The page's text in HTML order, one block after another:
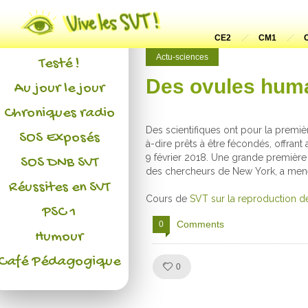
CE2 CM1
Actu-sciences
Des ovules
Des scientifiques ont pour la
à-dire prêts à être fécondés,
9 février 2018. Une grande
des chercheurs de New York, a
Cours deSVT sur la reproduction
0 Comments
0
Actualités
L'association
Testé !
Au jour le jour
Chroniques radio
SOS Exposés
SOS DNB SVT
Réussites en SVT
PSC 1
Humour
Pédagogique